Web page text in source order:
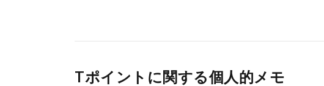
Tポイントに関する個人的メモ